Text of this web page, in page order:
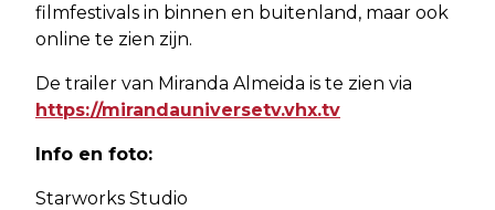
filmfestivals in binnen en buitenland, maar ook
online te zien zijn.
De trailer van Miranda Almeida is te zien via
https://mirandauniversetv.vhx.tv
Info en foto:
Starworks Studio